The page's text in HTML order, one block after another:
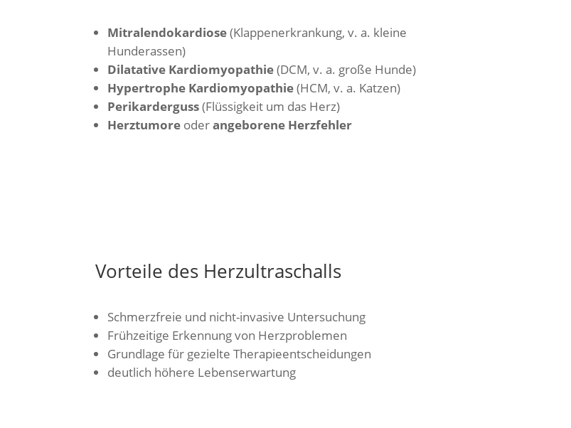
Mitralendokardiose(Klappenerkrankung, v. a. kleine
Hunderassen)
Dilatative Kardiomyopathie(DCM, v. a. große Hunde)
Hypertrophe Kardiomyopathie(HCM, v. a. Katzen)
Perikarderguss(Flüssigkeit um das Herz)
Herztumore oderangeborene Herzfehler
Vorteile des Herzultraschalls
Schmerzfreie und nicht-invasive Untersuchung
Frühzeitige Erkennung von Herzproblemen
Grundlage für gezielte Therapieentscheidungen
deutlich höhere Lebenserwartung